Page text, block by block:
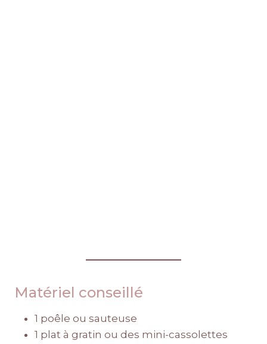
Matériel conseillé
1 poêle ou sauteuse
1 plat à gratin ou des mini-cassolettes